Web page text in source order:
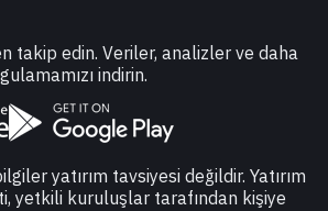
takip edin. Veriler, analizler ve daha
indirin.
yatırım tavsiyesi değildir. Yatırım
yetkili kuruluşlar tarafından kişiye